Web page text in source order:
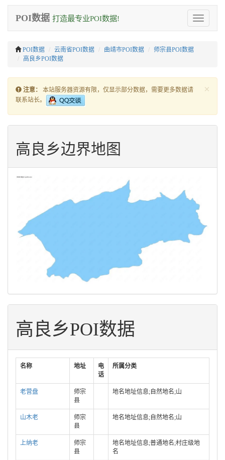
Toggle
navigation
POI数据 打造最专业POI数据!
POI数据 云南省POI数据 曲靖市POI数据
师宗县POI数据
高良乡POI数据
×
注意：
本站服务器资源有限，仅显示部分数据，需要更多数据请
联系站长。
高良乡边界地图
高良乡POI数据
名称 地址
电
话
所属分类
老营盘
师宗
县
地名地址信息;自然地名;山
山木老
师宗
县
地名地址信息;自然地名;山
上纳老
师宗
县
地名地址信息;普通地名;村庄级地
名